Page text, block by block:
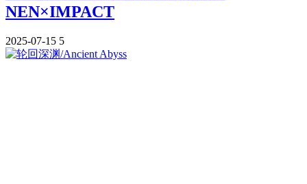
NEN×IMPACT
2025-07-15 5